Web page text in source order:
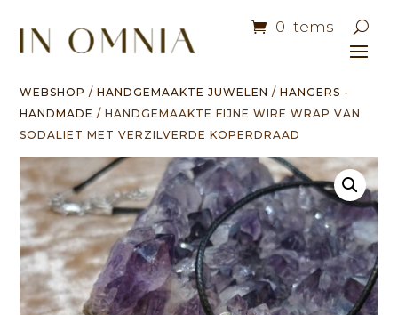
0 Items
WEBSHOP /HANDGEMAAKTE JUWELEN /HANGERS -
HANDMADE / HANDGEMAAKTE FIJNE WIRE WRAP VAN
SODALIET MET VERZILVERDE KOPERDRAAD